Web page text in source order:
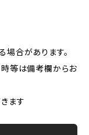
合があります。
等は備考欄からお
ます